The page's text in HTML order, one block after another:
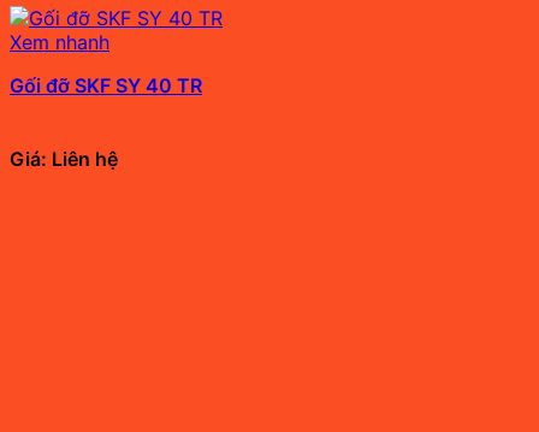
Xem nhanh
Gối đỡ SKF SY 40 TR
Giá: Liên hệ